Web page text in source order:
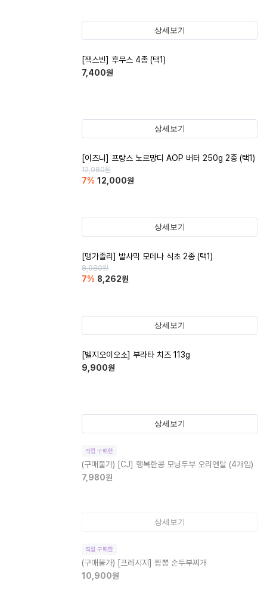
상세보기
[잭스빈] 후무스 4종 (택1)
7,400원
상세보기
[이즈니] 프랑스 노르망디 AOP 버터 250g 2종 (택1)
12,980원
7% 12,000원
상세보기
[맹가졸리] 발사믹 모데나 식초 2종 (택1)
8,980원
7% 8,262원
상세보기
[벨지오이오소] 부라타 치즈 113g
9,900원
상세보기
직접 구매한
(구매불가) [CJ] 행복한콩 모닝두부 오리엔탈 (4개입)
7,980원
상세보기
직접 구매한
(구매불가) [프레시지] 짬뽕 순두부찌개
10,900원